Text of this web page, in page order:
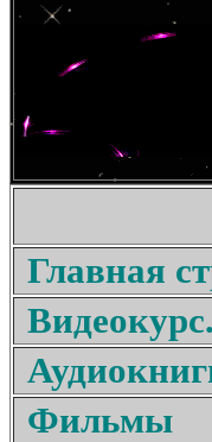
Главная
Фильмы